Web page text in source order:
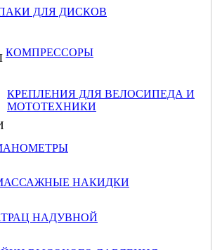
ДЛЯ ДИСКОВ
КОМПРЕССОРЫ
КРЕПЛЕНИЯ ДЛЯ ВЕЛОСИПЕДА И
МОТОТЕХНИКИ
НАКИДКИ
НАДУВНОЙ